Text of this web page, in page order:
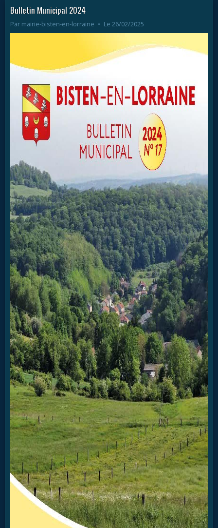
Bulletin Municipal 2024
Par mairie-bisten-en-lorraine Le 26/02/2025